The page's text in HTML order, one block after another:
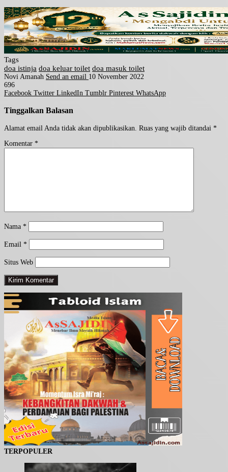
Tags
doa istinja doa keluar toilet doa masuk toilet
Novi Amanah Send an email 10 November 2022
696
Facebook Twitter LinkedIn Tumblr Pinterest WhatsApp
Tinggalkan Balasan
Alamat email Anda tidak akan dipublikasikan. Ruas yang wajib ditandai *
Komentar *
Nama *
Email *
Situs Web
TERPOPULER